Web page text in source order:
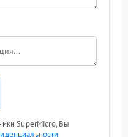
SuperMicro, Вы